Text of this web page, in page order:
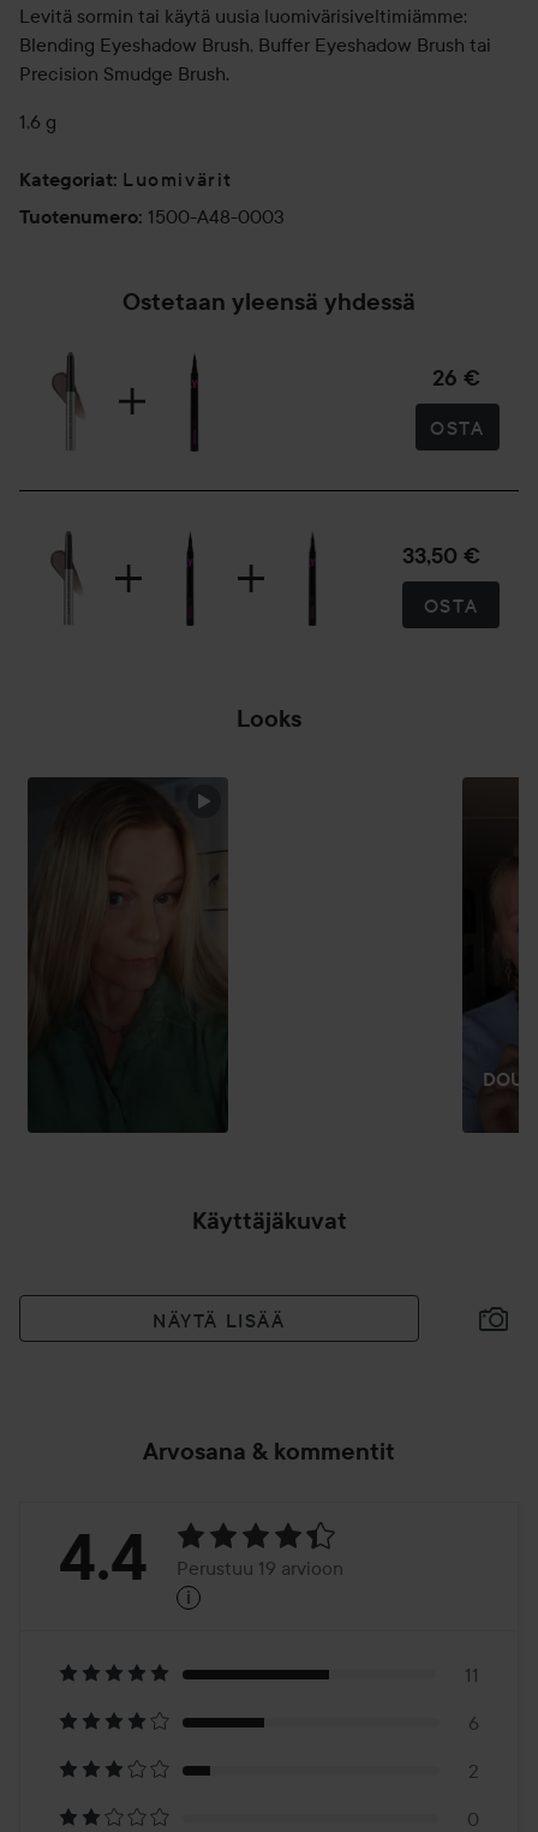
Levitä sormin tai käytä uusia luomivärisiveltimiämme:
Blending Eyeshadow Brush, Buffer Eyeshadow Brush tai
Precision Smudge Brush.
1,6 g
Kategoriat: Luomivärit
Tuotenumero: 1500-A48-0003
Ostetaan yleensä yhdessä
26 €
OSTA
33,50 €
OSTA
Looks
Käyttäjäkuvat
NÄYTÄ LISÄÄ
Arvosana & kommentit
Arvosana:
Perustuu
19
arvioon
4.4 Perustuu 19 arvioon
i
11
6
2
0